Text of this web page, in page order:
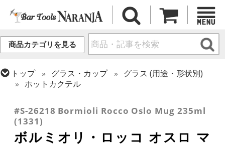
商品カテゴリを見る
トップ グラス・カップ
グラス (用途・形状別)
ホットカクテル
ボルミオリ・ロッコ
#S-26218 Bormioli Rocco Oslo Mug 235ml
(1331)
ボルミオリ・ロッコ オスロ マ